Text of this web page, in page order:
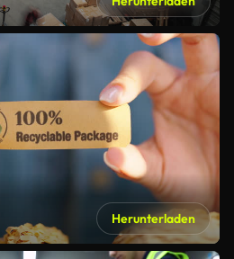
Herunterladen